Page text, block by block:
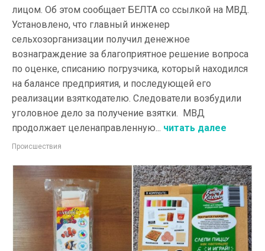
лицом. Об этом сообщает БЕЛТА со ссылкой на МВД.
Установлено, что главный инженер
сельхозорганизации получил денежное
вознаграждение за благоприятное решение вопроса
по оценке, списанию погрузчика, который находился
на балансе предприятия, и последующей его
реализации взяткодателю. Следователи возбудили
уголовное дело за получение взятки. МВД
продолжает целенаправленную... читать далее
Происшествия